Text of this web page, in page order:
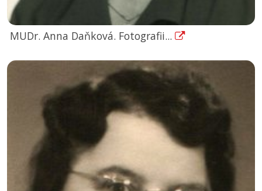
MUDr. Anna Daňková. Fotografii...